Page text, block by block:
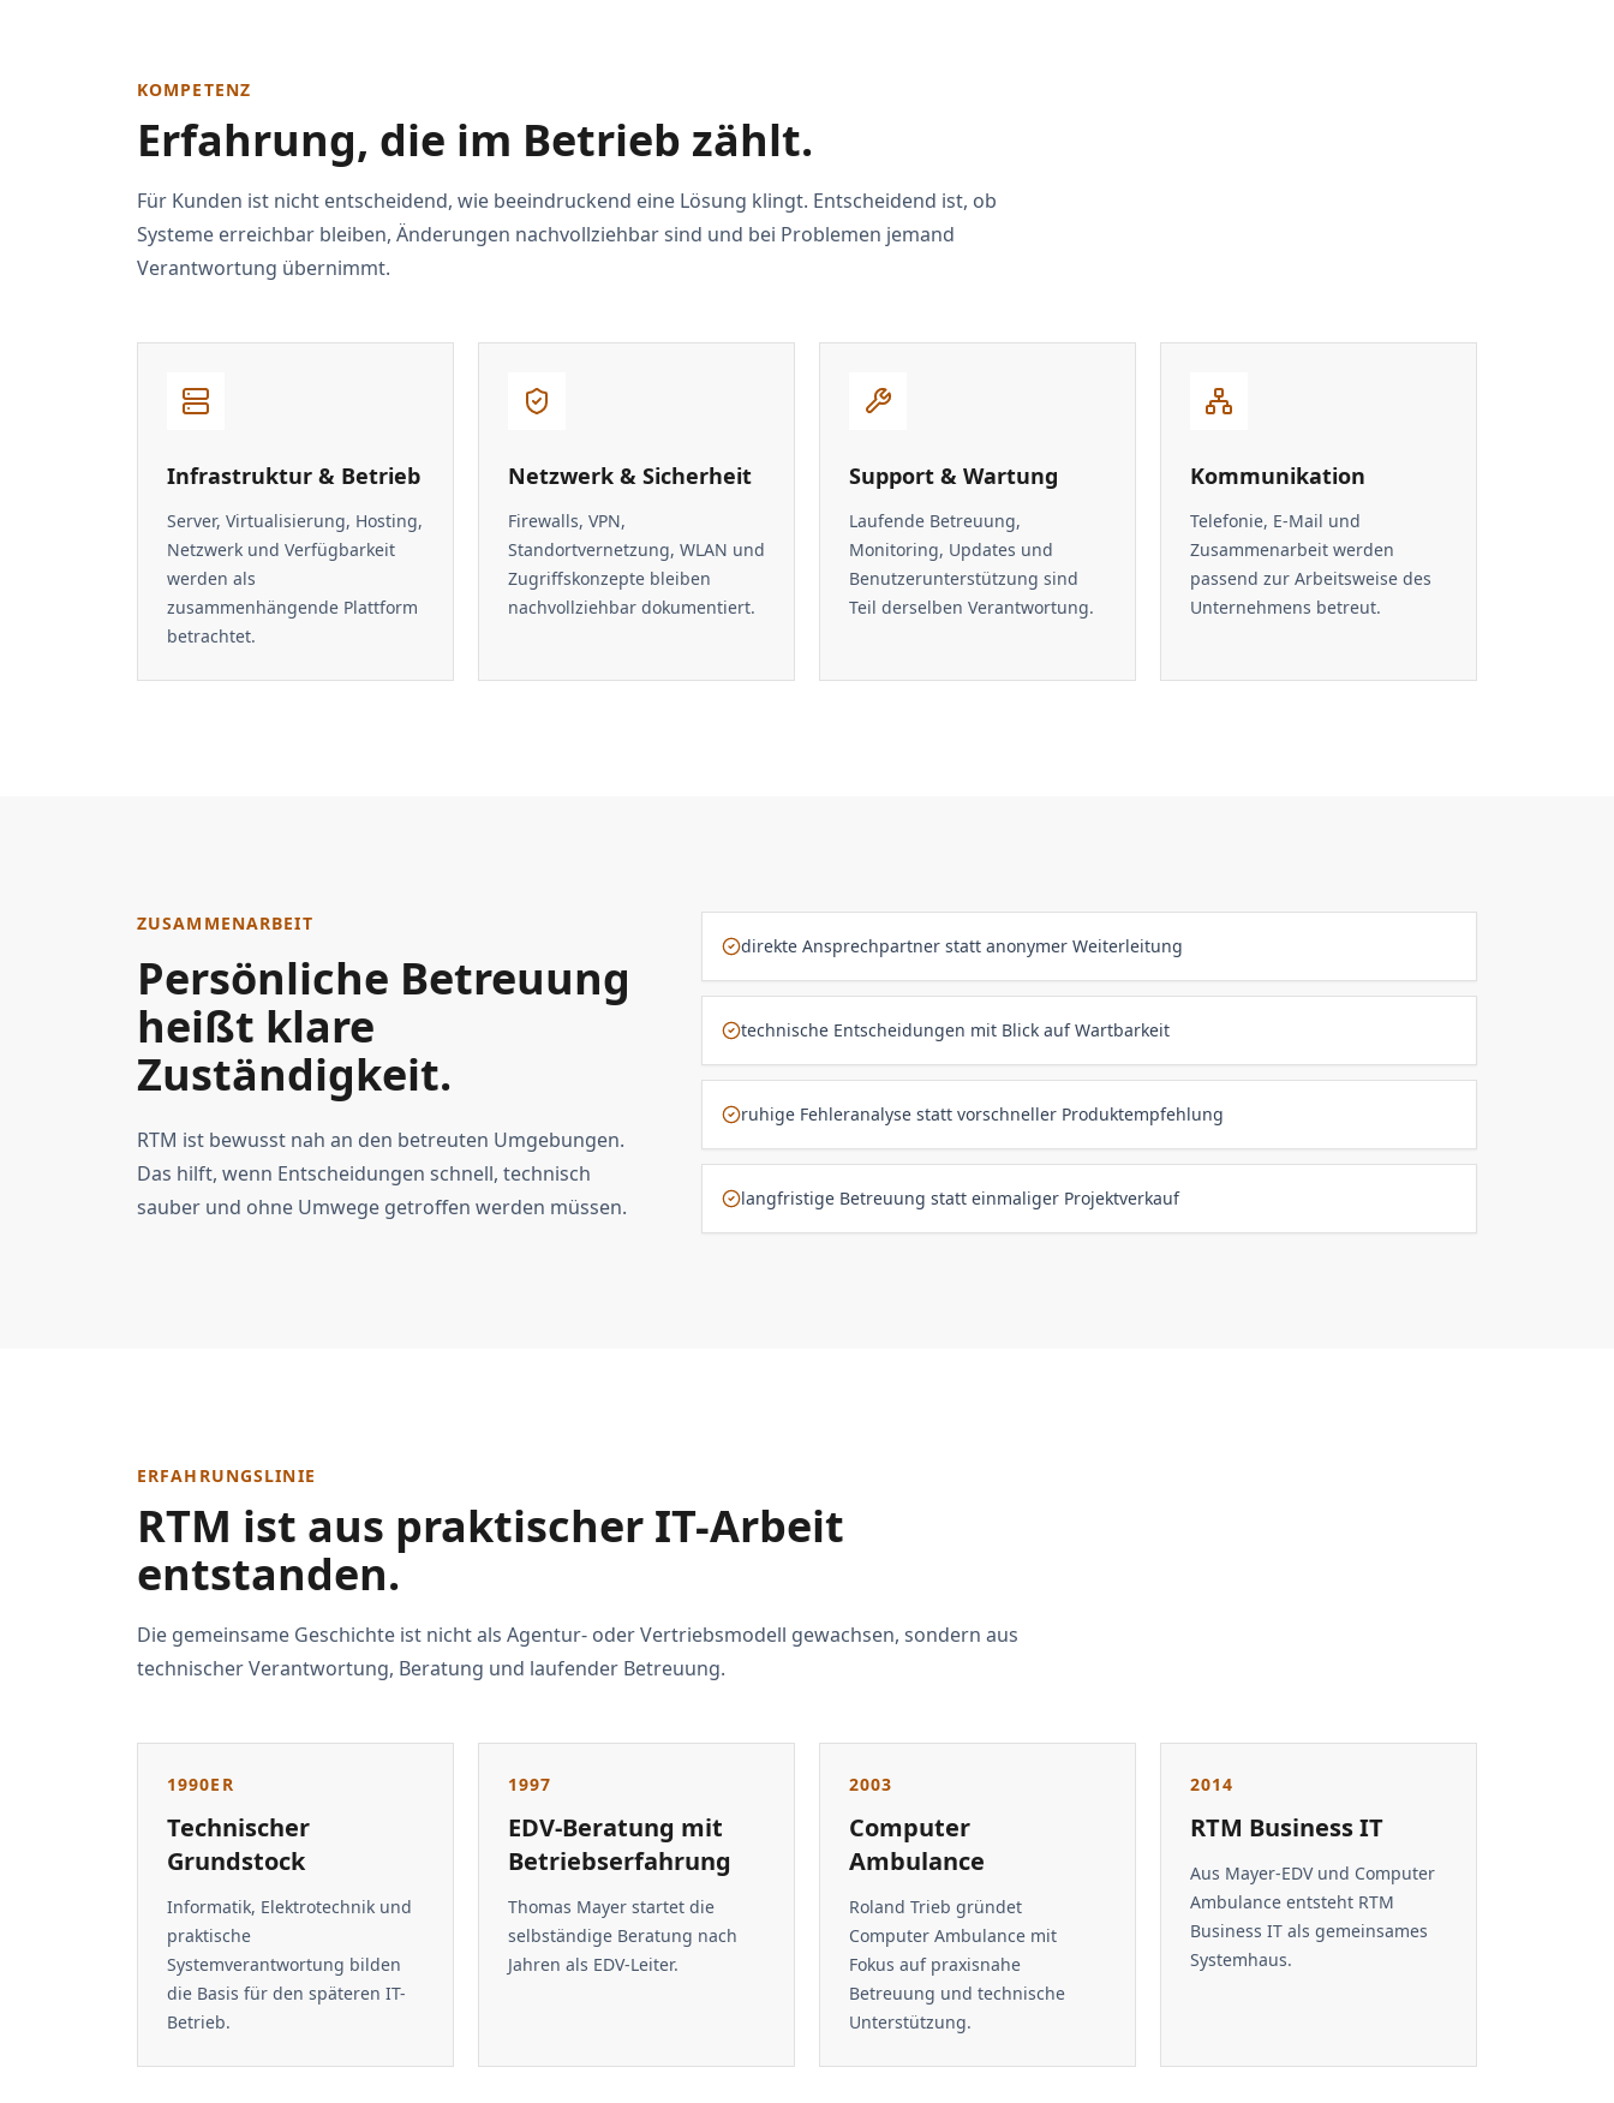
KOMPETENZ
Erfahrung, die im Betrieb zählt.
Für Kunden ist nicht entscheidend, wie beeindruckend eine Lösung klingt. Entscheidend ist, ob
Systeme erreichbar bleiben, Änderungen nachvollziehbar sind und bei Problemen jemand
Verantwortung übernimmt.
Infrastruktur & Betrieb
Server, Virtualisierung, Hosting,
Netzwerk und Verfügbarkeit
werden als
zusammenhängende Plattform
betrachtet.
Netzwerk & Sicherheit
Firewalls, VPN,
Standortvernetzung, WLAN und
Zugriffskonzepte bleiben
nachvollziehbar dokumentiert.
Support & Wartung
Laufende Betreuung,
Monitoring, Updates und
Benutzerunterstützung sind
Teil derselben Verantwortung.
Kommunikation
Telefonie, E-Mail und
Zusammenarbeit werden
passend zur Arbeitsweise des
Unternehmens betreut.
ZUSAMMENARBEIT
Persönliche Betreuung
heißt klare
Zuständigkeit.
RTM ist bewusst nah an den betreuten Umgebungen.
Das hilft, wenn Entscheidungen schnell, technisch
sauber und ohne Umwege getroffen werden müssen.
direkte Ansprechpartner statt anonymer Weiterleitung
technische Entscheidungen mit Blick auf Wartbarkeit
ruhige Fehleranalyse statt vorschneller Produktempfehlung
langfristige Betreuung statt einmaliger Projektverkauf
ERFAHRUNGSLINIE
RTM ist aus praktischer IT-Arbeit
entstanden.
Die gemeinsame Geschichte ist nicht als Agentur- oder Vertriebsmodell gewachsen, sondern aus
technischer Verantwortung, Beratung und laufender Betreuung.
1990ER
Technischer
Grundstock
Informatik, Elektrotechnik und
praktische
Systemverantwortung bilden
die Basis für den späteren IT-
Betrieb.
1997
EDV-Beratung mit
Betriebserfahrung
Thomas Mayer startet die
selbständige Beratung nach
Jahren als EDV-Leiter.
2003
Computer
Ambulance
Roland Trieb gründet
Computer Ambulance mit
Fokus auf praxisnahe
Betreuung und technische
Unterstützung.
2014
RTM Business IT
Aus Mayer-EDV und Computer
Ambulance entsteht RTM
Business IT als gemeinsames
Systemhaus.